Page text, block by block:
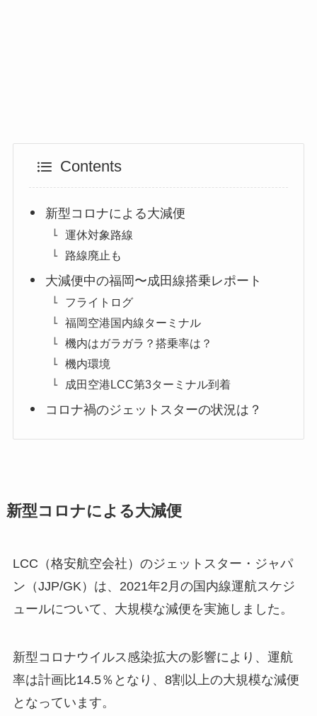
Contents
新型コロナによる大減便
運休対象路線
路線廃止も
大減便中の福岡〜成田線搭乗レポート
フライトログ
福岡空港国内線ターミナル
機内はガラガラ？搭乗率は？
機内環境
成田空港LCC第3ターミナル到着
コロナ禍のジェットスターの状況は？
新型コロナによる大減便
LCC（格安航空会社）のジェットスター・ジャパ
ン（JJP/GK）は、2021年2月の国内線運航スケジ
ュールについて、大規模な減便を実施しました。
新型コロナウイルス感染拡大の影響により、運航
率は計画比14.5％となり、8割以上の大規模な減便
となっています。